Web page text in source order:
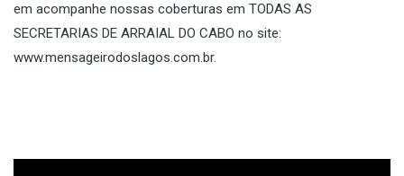
em acompanhe nossas coberturas em TODAS AS
SECRETARIAS DE ARRAIAL DO CABO no site:
www.mensageirodoslagos.com.br.